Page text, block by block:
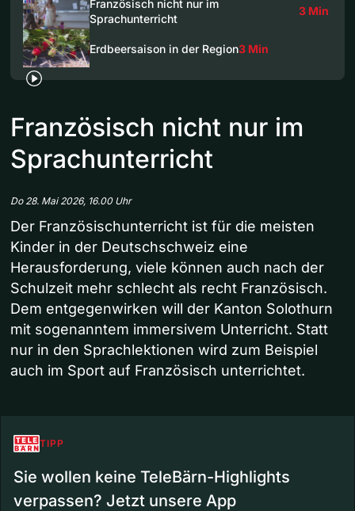
Französisch nicht nur im
Sprachunterricht
3 Min
Erdbeersaison in der Region3 Min
Französisch nicht nur im
Sprachunterricht
Do 28. Mai 2026, 16.00 Uhr
Der Französischunterricht ist für die meisten
Kinder in der Deutschschweiz eine
Herausforderung, viele können auch nach der
Schulzeit mehr schlecht als recht Französisch.
Dem entgegenwirken will der Kanton Solothurn
mit sogenanntem immersivem Unterricht. Statt
nur in den Sprachlektionen wird zum Beispiel
auch im Sport auf Französisch unterrichtet.
TIPP
Sie wollen keine TeleBärn-Highlights
verpassen? Jetzt unsere App